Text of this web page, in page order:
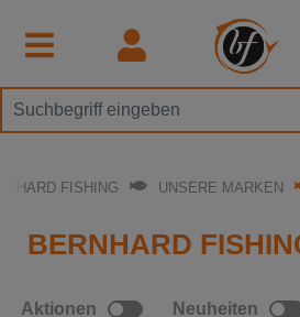
FISHING UNSERE MARKEN
BERNHARD
Aktionen Neuheiten